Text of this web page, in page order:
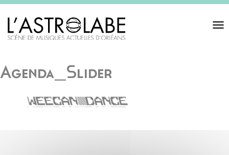
Toggle
Agenda_Slider